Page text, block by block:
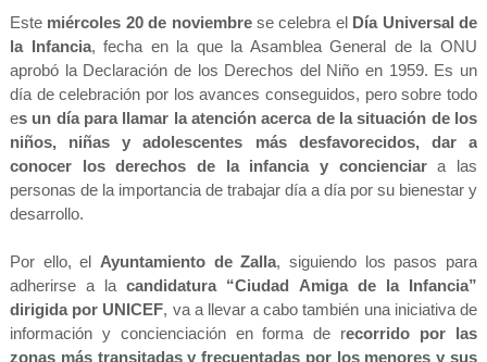
Este miércoles 20 de noviembrese celebra el Día Universal de
la Infancia, fecha en la que la Asamblea General de la ONU
aprobó la Declaración de los Derechos del Niño en 1959. Es un
día de celebración por los avances conseguidos, pero sobre todo
es un día para llamar la atención acerca de la situación de los
niños, niñas y adolescentes más desfavorecidos, dar a
conocer los derechos de la infancia y concienciara las
personas de la importancia de trabajar día a día por su bienestar y
desarrollo.
Por ello, el Ayuntamiento de Zalla, siguiendo los pasos para
adherirse a lacandidatura “Ciudad Amiga de la Infancia”
dirigida por UNICEF, va a llevar a cabo también una iniciativa de
información y concienciación en forma de recorrido por las
zonas más transitadas y frecuentadas por los menores y sus